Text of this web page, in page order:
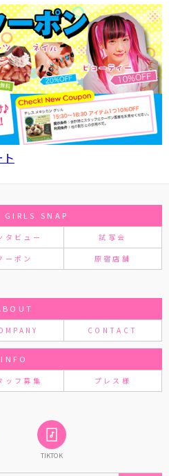
GIRLS SNAP
タビュー 試写会
ーポン 原宿店舗
CONTACT
INFO
ッフ募集 プレス様
TIKTOK